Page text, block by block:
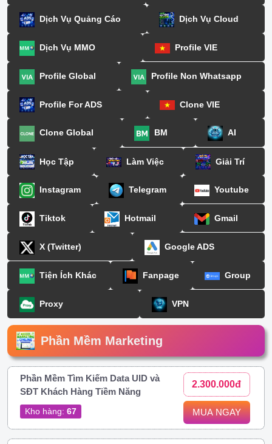
Dịch Vụ Quảng Cáo Dịch Vụ Cloud
Dịch Vụ MMO Profile VIE
Profile Global Profile Non Whatsapp
Profile For ADS Clone VIE
Clone Global BM AI
Học Tập Làm Việc Giải Trí
Instagram Telegram Youtube
Tiktok Hotmail Gmail
X (Twitter) Google ADS
Tiện Ích Khác Fanpage Group
Proxy VPN
Phần Mềm Marketing
Phần Mềm Tìm Kiếm Data UID và
SĐT Khách Hàng Tiềm Năng
Kho hàng: 67
2.300.000đ
MUA NGAY